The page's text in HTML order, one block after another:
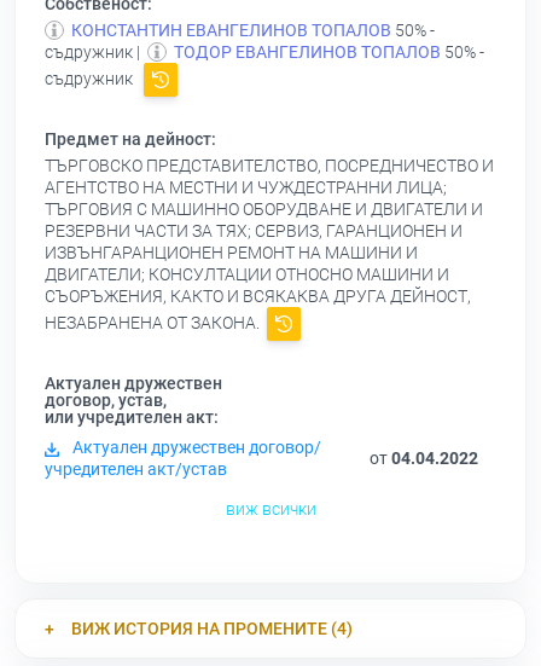
Собственост:
КОНСТАНТИН ЕВАНГЕЛИНОВ ТОПАЛОВ 50% -
съдружник |
ТОДОР ЕВАНГЕЛИНОВ ТОПАЛОВ 50% -
съдружник
Предмет на дейност:
ТЪРГОВСКО ПРЕДСТАВИТЕЛСТВО, ПОСРЕДНИЧЕСТВО И
АГЕНТСТВО НА МЕСТНИ И ЧУЖДЕСТРАННИ ЛИЦА;
ТЪРГОВИЯ С МАШИННО ОБОРУДВАНЕ И ДВИГАТЕЛИ И
РЕЗЕРВНИ ЧАСТИ ЗА ТЯХ; СЕРВИЗ, ГАРАНЦИОНЕН И
ИЗВЪНГАРАНЦИОНЕН РЕМОНТ НА МАШИНИ И
ДВИГАТЕЛИ; КОНСУЛТАЦИИ ОТНОСНО МАШИНИ И
СЪОРЪЖЕНИЯ, КАКТО И ВСЯКАКВА ДРУГА ДЕЙНОСТ,
НЕЗАБРАНЕНА ОТ ЗАКОНА.
Актуален дружествен
договор, устав,
или учредителен акт:
Актуален дружествен договор/
учредителен акт/устав
от04.04.2022
виж всички
ВИЖ ИСТОРИЯ НА ПРОМЕНИТЕ (4)